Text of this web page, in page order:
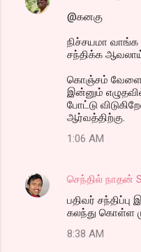
@கனகு
நிச்சயமா வாங்க
சந்திக்க
கொஞ்சம் வேளை
இன்னும்
போட்டு
ஆர்வத்திற்கு.
1:06 AM
செந்தில் நாதன்
பதிவர்
கலந்து கொள்ள
8:38 AM